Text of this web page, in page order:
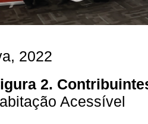
2022
2.
Acessível